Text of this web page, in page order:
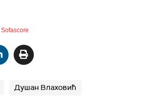
Sofascore
Душан Влаховић